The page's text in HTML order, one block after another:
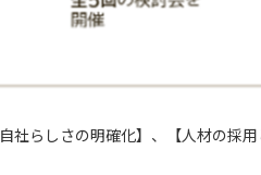
自社らしさの明確化】、【人材の採